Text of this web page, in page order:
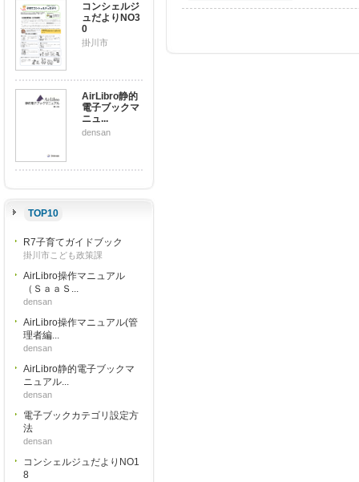
コンシェルジ
ュだよりNO3
0
掛川市
AirLibro静的
電子ブックマ
ニュ...
densan
TOP10
R7子育てガイドブック
掛川市こども政策課
AirLibro操作マニュアル
（ＳａａＳ...
densan
AirLibro操作マニュアル(管
理者編...
densan
AirLibro静的電子ブックマ
ニュアル...
densan
電子ブックカテゴリ設定方
法
densan
コンシェルジュだよりNO1
8